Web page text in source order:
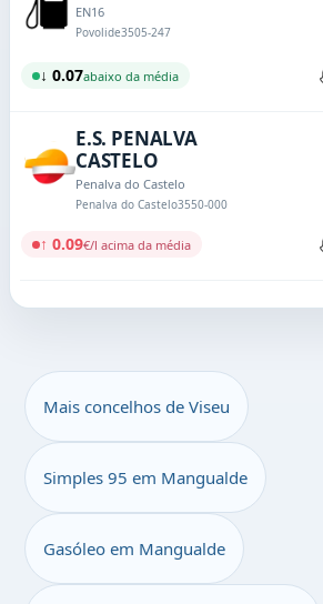
EN16
Povolide3505-247
↓ 0.07abaixo da média
E.S. PENALVA
CASTELO
Penalva do Castelo
Penalva do Castelo3550-000
↑ 0.09€/l acima da média
Mais concelhos de Viseu
Simples 95 em Mangualde
Gasóleo em Mangualde